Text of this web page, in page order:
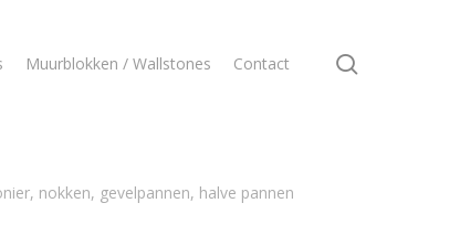
Muurblokken / Wallstones Contact
nokken, gevelpannen, halve pannen